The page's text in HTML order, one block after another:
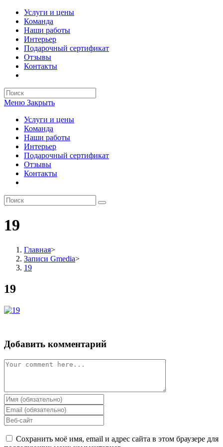
Перейти
содержимому
Услуги и цены
Команда
Наши работы
Интерьер
Подарочный сертификат
Отзывы
Контакты
Search
this
Меню Закрыть
Услуги и цены
Команда
Наши работы
Интерьер
Подарочный сертификат
Отзывы
Контакты
19
Главная>
Записи Gmedia>
19
19
Добавить комментарий
Комментарий
Enter
your
name
or
username
to
Enter
your
email
address
to
Enter
your
websiteСохранить моё имя, email и адрес сайта в этом браузере для